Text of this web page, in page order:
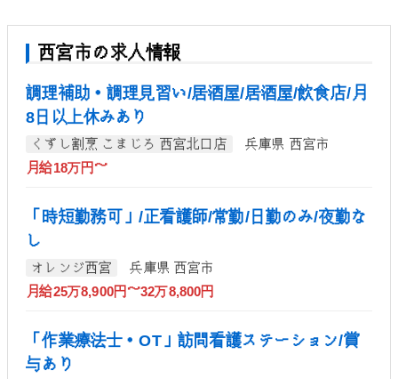
西宮市の求人情報
調理補助・調理見習い/居酒屋/居酒屋/飲食店/月
8日以上休みあり
くずし割烹 こまじろ 西宮北口店
兵庫県 西宮市
月給18万円～
「時短勤務可」/正看護師/常勤/日勤のみ/夜勤な
し
オレンジ西宮
兵庫県 西宮市
月給25万8,900円～32万8,800円
「作業療法士・OT」訪問看護ステーション/賞
与あり